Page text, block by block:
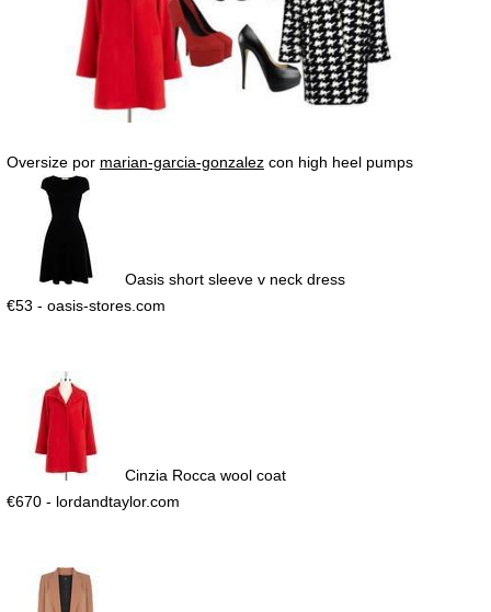
Oversize por marian-garcia-gonzalez con high heel pumps
Oasis short sleeve v neck dress
€53 - oasis-stores.com
Cinzia Rocca wool coat
€670 - lordandtaylor.com